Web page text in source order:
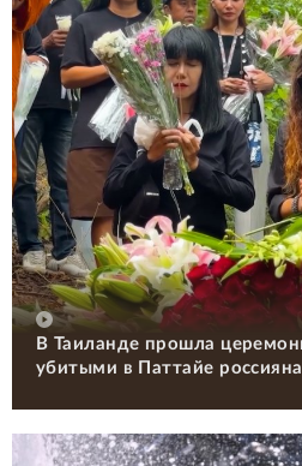
В Таиланде прошла
убитыми в Паттайе